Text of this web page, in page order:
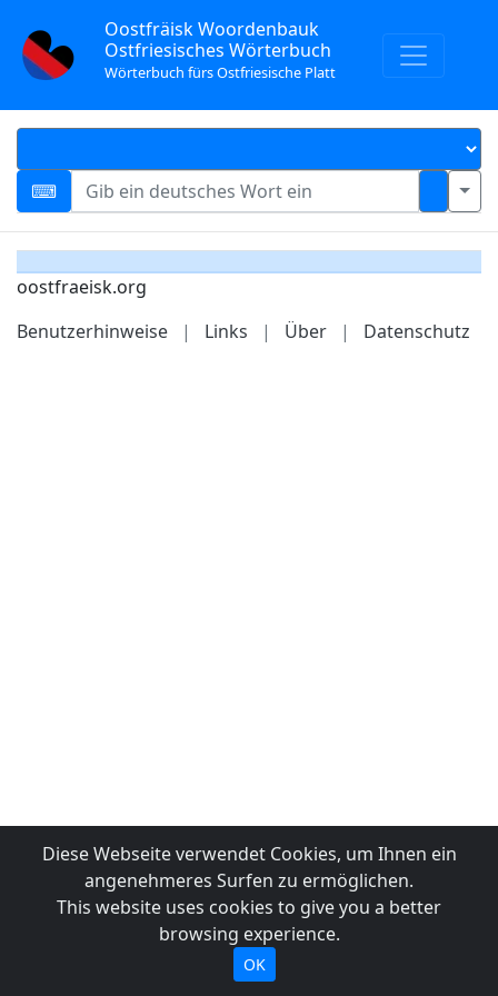
Oostfräisk Woordenbauk
Ostfriesisches Wörterbuch
Wörterbuch fürs Ostfriesische Platt
oostfraeisk.org
Benutzerhinweise
| Links | Über | Datenschutz
Diese Webseite verwendet Cookies, um Ihnen ein
angenehmeres Surfen zu ermöglichen.
This website uses cookies to give you a better
browsing experience.
OK